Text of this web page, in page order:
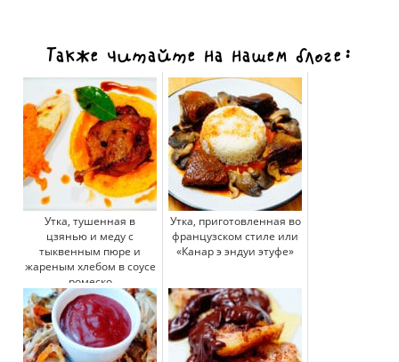
Также читайте на нашем блоге:
Утка, тушенная в
цзянью и меду с
тыквенным пюре и
жареным хлебом в соусе
ромеско
Утка, приготовленная во
французском стиле или
«Канар э эндуи этуфе»